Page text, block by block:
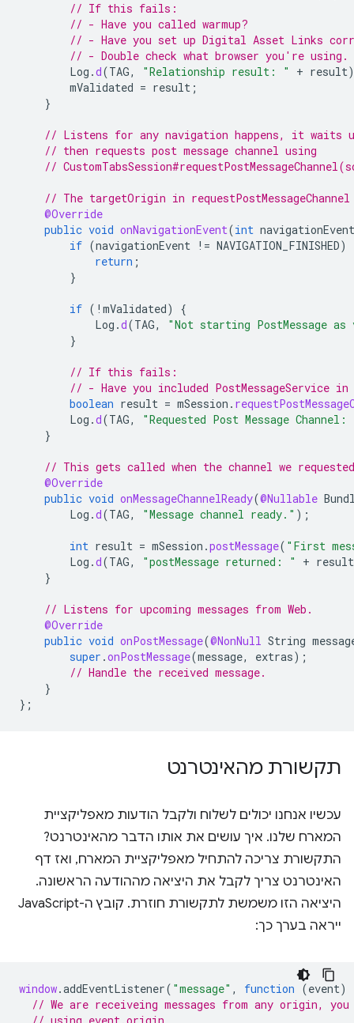
// If this fails:
// - Have you called warmup?
// - Have you set up Digital Asset Links
// - Double check what browser you're using.
Log .d(TAG, "Relationship result: " + result
mValidated = result ;
}
// Listens for any navigation happens, it waits
// then requests post message channel using
//
// The targetOrigin in
@Override
public void onNavigationEvent(int navigationEvent
if (navigationEvent != NAVIGATION_FINISHED)
return ;
}
if ( ! mValidated)
{
Log .d(TAG,
"Not starting PostMessage
}
// If this fails:
// - Have you included PostMessageService
boolean result = mSession .
Log .d(TAG,
"Requested Post Message
}
// This gets called when the channel we
@Override
public void onMessageChannelReady(@Nullable
Log .d(TAG, "Message channel ready." );
int result = mSession .postMessage( "First
Log .d(TAG, "postMessage returned: " + result
}
// Listens for upcoming messages from Web.
@Override
public void onPostMessage(@NonNull String
super .onPostMessage(message, extras);
// Handle the received message.
}
};
תקשורת מהאינטרנט
עכשיו אנחנו יכולים לשלוח ולקבל הודעות מאפליקציית
המארח שלנו. איך עושים את אותו הדבר מהאינטרנט?
התקשורת צריכה להתחיל מאפליקציית המארח, ואז דף
האינטרנט צריך לקבל את היציאה מההודעה הראשונה.
היציאה הזו משמשת לתקשורת חוזרת. קובץ ה-JavaScript
ייראה בערך כך:
window.addEventListener( "message" , function (event)
// We are receiveing messages from any origin,